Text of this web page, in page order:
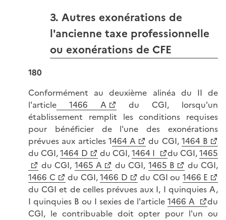
3. Autres exonérations de
l'ancienne taxe professionnelle
ou exonérations de CFE
180
Conformément au deuxième alinéa du II de
l'article 1466 A
du CGI, lorsqu'un
établissement remplit les conditions requises
pour bénéficier de l'une des exonérations
prévues aux articles 1464 A du CGI, 1464 B
du CGI,1464 D du CGI,1464 I du CGI,1465
du CGI, 1465 A du CGI, 1465 B
du CGI,
1466 C
du CGI,1466 D du CGI ou 1466 E
du CGI et de celles prévues aux I, I quinquies A,
I quinquies B ou I sexies de l'article 1466 A
du
CGI, le contribuable doit opter pour l'un ou